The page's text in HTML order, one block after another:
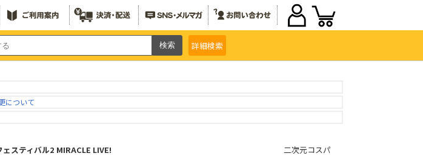
詳細検索
について
スティバル2 MIRACLE LIVE! 二次元コスパ